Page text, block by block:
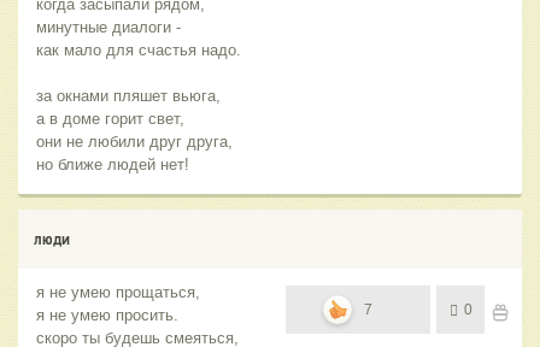
когда засыпали рядом,
минутные диалоги -
как мало для счастья надо.
за окнами пляшет вьюга,
а в доме горит свет,
они не любили друг друга,
но ближе людей нет!
люди
я не умею прощаться,
я не умею просить.
скоро ты будешь смеяться,
7 0